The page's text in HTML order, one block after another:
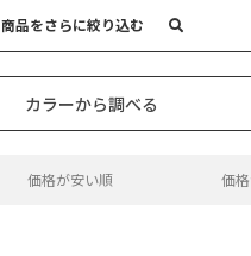
商品をさらに絞り込む
カラーから調べる
価格が安い順 価